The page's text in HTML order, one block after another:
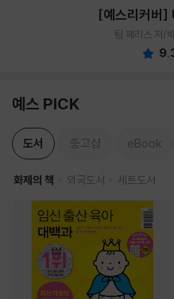
[예스리커버]
팀 페리스 저/
예스 PICK
도서 중고샵 eBook
화제의 책 외국도서 세트도서